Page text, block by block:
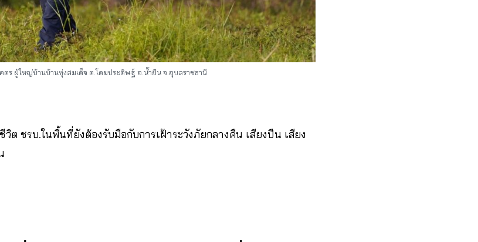
ร ผู้ใหญ่บ้านบ้านทุ่งสมเด็จ ต.โดมประดิษฐ์ อ.น้ำยืน จ.อุบลราชธานี
ต ชรบ.ในพื้นที่ยังต้องรับมือกับการเฝ้าระวังภัยกลางคืน เสียงปืน เสียง